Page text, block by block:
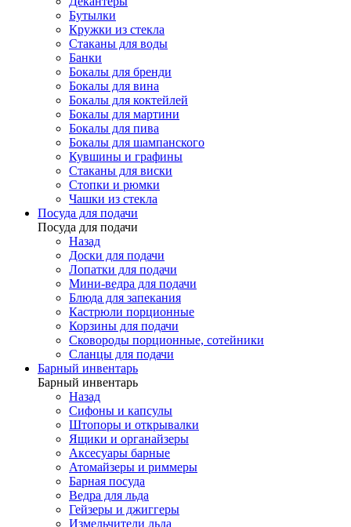
Бутылки
Кружки из стекла
Стаканы для воды
Банки
Бокалы для бренди
Бокалы для вина
Бокалы для коктейлей
Бокалы для мартини
Бокалы для пива
Бокалы для шампанского
Кувшины и графины
Стаканы для виски
Стопки и рюмки
Чашки из стекла
Посуда для подачи
Посуда для подачи
Назад
Доски для подачи
Лопатки для подачи
Мини-ведра для подачи
Блюда для запекания
Кастрюли порционные
Корзины для подачи
Сковороды порционные, сотейники
Сланцы для подачи
Барный инвентарь
Барный инвентарь
Назад
Сифоны и капсулы
Штопоры и открывалки
Ящики и органайзеры
Аксесуары барные
Атомайзеры и риммеры
Барная посуда
Ведра для льда
Гейзеры и джиггеры
Измельчители льда